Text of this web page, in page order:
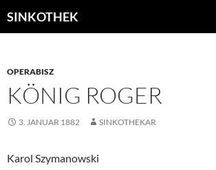
Inhalt
SINKOTHEK
OPERABISZ
KÖNIG ROGER
3. JANUAR 1882 SINKOTHEKAR
Karol Szymanowski